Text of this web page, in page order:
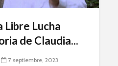
Libre Lucha
de Claudia...
7 septiembre, 2023